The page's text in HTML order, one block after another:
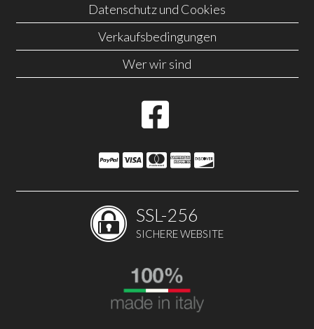
Datenschutz und Cookies
Verkaufsbedingungen
Wer wir sind
SSL-256
SICHERE WEBSITE